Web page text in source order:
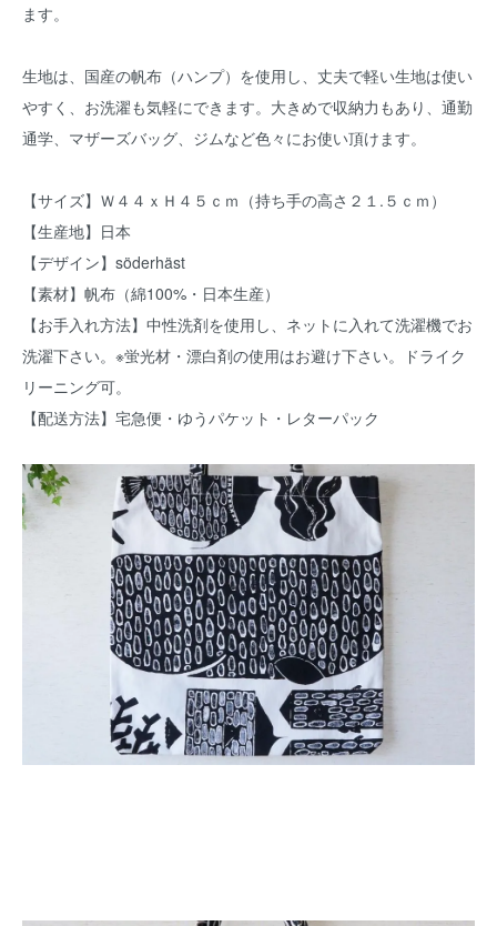
ます。
生地は、国産の帆布（ハンプ）を使用し、丈夫で軽い生地は使い
やすく、お洗濯も気軽にできます。大きめで収納力もあり、通勤
通学、マザーズバッグ、ジムなど色々にお使い頂けます。
【サイズ】Ｗ４４ｘＨ４５ｃｍ（持ち手の高さ２１.５ｃｍ）
【生産地】日本
【デザイン】söderhäst
【素材】帆布（綿100%・日本生産）
【お手入れ方法】中性洗剤を使用し、ネットに入れて洗濯機でお
洗濯下さい。※蛍光材・漂白剤の使用はお避け下さい。ドライク
リーニング可。
【配送方法】宅急便・ゆうパケット・レターパック